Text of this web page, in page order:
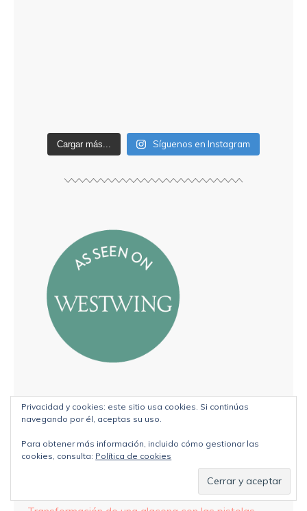
Cargar más... Síguenos en Instagram
ENTRADAS RECIENTES
Transformación bicicleta sin pedales a bici vintage
Privacidad y cookies: este sitio usa cookies. Si continúas
navegando por él, aceptas su uso.
Para obtener más información, incluido cómo gestionar las
cookies, consulta: Política de cookies